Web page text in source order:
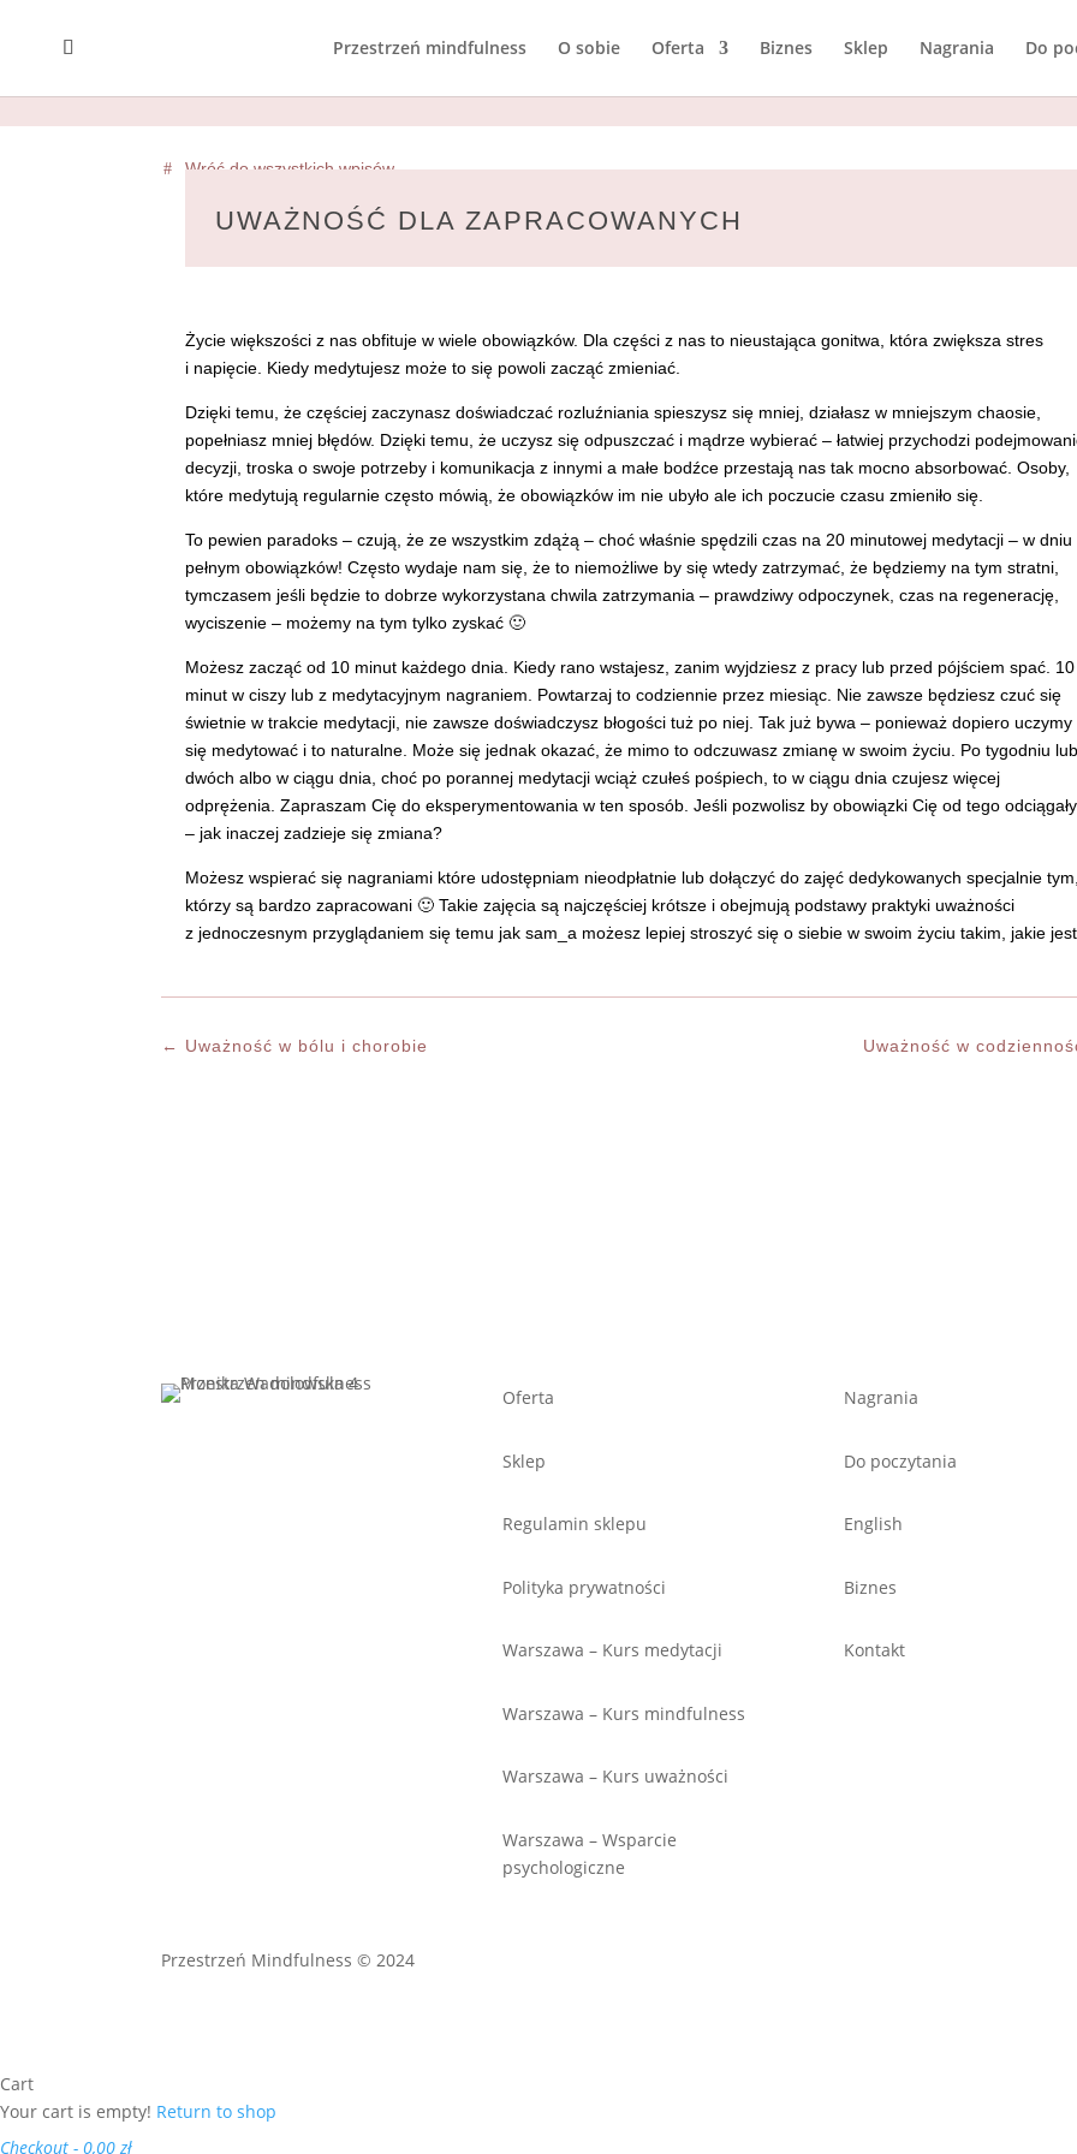
Przestrzeń mindfulness O sobie Oferta Biznes Sklep Nagrania Do
Wróć do wszystkich wpisów
UWAŻNOŚĆ DLA ZAPRACOWANYCH
Życie większości z nas obfituje w wiele obowiązków. Dla części z nas to nieustająca gonitwa, która zwiększa stres
i napięcie. Kiedy medytujesz może to się powoli zacząć zmieniać.
Dzięki temu, że częściej zaczynasz doświadczać rozluźniania spieszysz się mniej, działasz w mniejszym chaosie,
popełniasz mniej błędów. Dzięki temu, że uczysz się odpuszczać i mądrze wybierać – łatwiej przychodzi
decyzji, troska o swoje potrzeby i komunikacja z innymi a małe bodźce przestają nas tak mocno absorbować. Osoby,
które medytują regularnie często mówią, że obowiązków im nie ubyło ale ich poczucie czasu zmieniło się.
To pewien paradoks – czują, że ze wszystkim zdążą – choć właśnie spędzili czas na 20 minutowej medytacji – w dniu
pełnym obowiązków! Często wydaje nam się, że to niemożliwe by się wtedy zatrzymać, że będziemy na tym stratni,
tymczasem jeśli będzie to dobrze wykorzystana chwila zatrzymania – prawdziwy odpoczynek, czas na regenerację,
wyciszenie – możemy na tym tylko zyskać 🙂
Możesz zacząć od 10 minut każdego dnia. Kiedy rano wstajesz, zanim wyjdziesz z pracy lub przed pójściem spać. 10
minut w ciszy lub z medytacyjnym nagraniem. Powtarzaj to codziennie przez miesiąc. Nie zawsze będziesz czuć się
świetnie w trakcie medytacji, nie zawsze doświadczysz błogości tuż po niej. Tak już bywa – ponieważ dopiero uczymy
się medytować i to naturalne. Może się jednak okazać, że mimo to odczuwasz zmianę w swoim życiu. Po tygodniu lub
dwóch albo w ciągu dnia, choć po porannej medytacji wciąż czułeś pośpiech, to w ciągu dnia czujesz więcej
odprężenia. Zapraszam Cię do eksperymentowania w ten sposób. Jeśli pozwolisz by obowiązki Cię od tego odciągały
– jak inaczej zadzieje się zmiana?
Możesz wspierać się nagraniami które udostępniam nieodpłatnie lub dołączyć do zajęć dedykowanych specjalnie tym,
którzy są bardzo zapracowani 🙂 Takie zajęcia są najczęściej krótsze i obejmują podstawy praktyki uważności
z jednoczesnym przyglądaniem się temu jak sam_a możesz lepiej stroszyć się o siebie w swoim życiu takim, jakie jest.
← Uważność w bólu i chorobie Uważność w
Oferta
Sklep
Regulamin sklepu
Polityka prywatności
Warszawa – Kurs medytacji
Warszawa – Kurs mindfulness
Warszawa – Kurs uważności
Warszawa – Wsparcie
psychologiczne
Nagrania
Do poczytania
English
Biznes
Kontakt
Przestrzeń Mindfulness © 2024
Cart
Your cart is empty! Return to shop
Checkout - 0,00 zł